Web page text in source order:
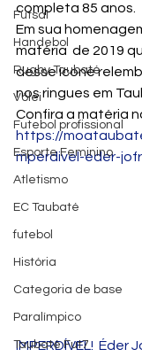
Futsal
Handebol
Rugby Taubaté
Vôlei
Futebol profissional
Esporte Feminino
Atletismo
EC Taubaté
futebol
História
Categoria de base
Paralímpico
Taubaté Fut7
completa 85 anos.
Em sua
matéria  de 2019
desse ícone
nos ringues em
Confira a matéria
https://
mperdivel-eder-
IMPERDÍVEL!  Éder